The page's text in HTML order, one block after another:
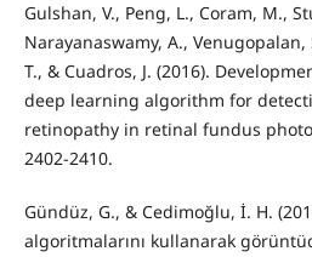
Gulshan, V., Peng, L., Coram, M.,
Narayanaswamy, A.,
T., & Cuadros, J. (2016).
deep learning algorithm for
retinopathy in retinal fundus
2402-2410.
Gündüz, G., & Cedimoğlu, İ. H.
algoritmalarını kullanarak